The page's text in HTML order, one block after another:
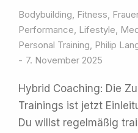
Bodybuilding, Fitness,
Performance, Lifestyle,
Personal Training, Philip
7. November 2025
Hybrid Coaching: Die
Trainings ist jetzt
Du willst regelmäßig